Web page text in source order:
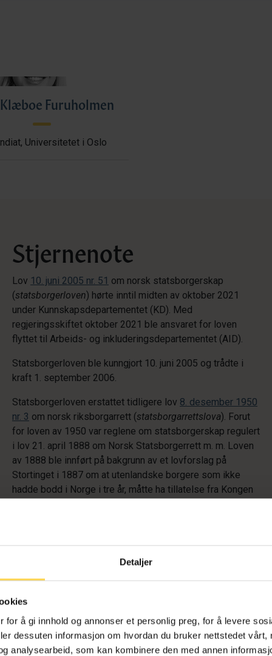
Detaljer
for å gi innhold og annonser et personlig preg, for å levere
dessuten informasjon om hvordan du bruker nettstedet vårt,
analysearbeid, som kan kombinere den med annen
Furuholmen
Universitetet i Oslo
Stjernenote
Lov 10. juni 2005 nr. 51 om norsk statsborgerskap
(statsborgerloven) hørte inntil midten av oktober 2021
under Kunnskapsdepartementet (KD). Med
regjeringsskiftet oktober 2021 ble ansvaret for loven
flyttet til Arbeids- og inkluderingsdepartementet (AID).
Statsborgerloven ble kunngjort 10. juni 2005 og trådte i
kraft 1. september 2006.
Statsborgerloven erstattet tidligere lov 8. desember 1950
nr. 3 om norsk riksborgarrett (statsborgarrettslova). Forut
for loven av 1950 var reglene om statsborgerskap regulert
i lov 21. april 1888 om Norsk Statsborgerrett m. m. Loven
av 1888 ble innført på bakgrunn av et lovforslag på
Stortinget i 1887 om at utenlandske borgere som ikke
hadde bodd i Norge i tre år, måtte ha tillatelse fra Kongen
utarbeidet av professor Aschehoug på vegne av
daværende Justisdepartement og ble vedtatt i 1888. Den
første statsborgerloven inneholdt regler om erverv og tap
var at statsborgerretten ble ervervet ved fødselen
(avstamningsprinsippet). Loven inneholdt også regler om
erverv av statsborgerskap ved fast bolig i Norge, jf.§ 2
bokstav b, og ved innvilgelse fra Kongen, jf.§ 3første